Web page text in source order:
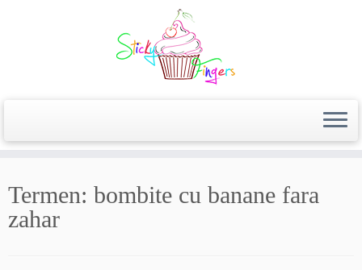
Termen: bombite cu banane fara
zahar